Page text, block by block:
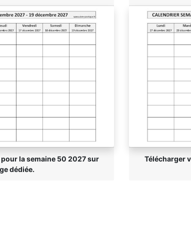
la semaine 50 2027 sur
dédiée.
Télécharger